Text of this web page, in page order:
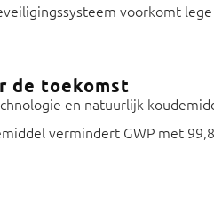
voorkomt lege
de toekomst
en natuurlijk
vermindert GWP met